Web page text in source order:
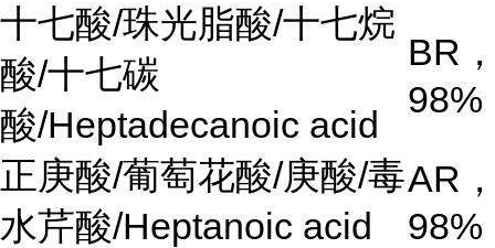
十七酸/珠光脂酸/十七烷
酸/十七碳
酸/Heptadecanoic acid
BR
98%
正庚酸/葡萄花酸/庚酸/毒
水芹酸/Heptanoic acid
AR
98%